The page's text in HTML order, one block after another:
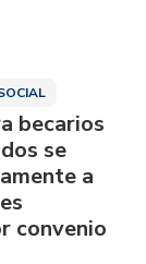
becarios
se
a
convenio